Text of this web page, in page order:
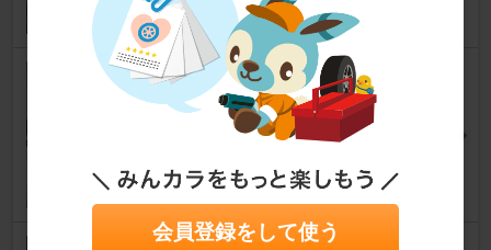
オリジナルマフラーを作っちゃ
おう！（オプション②編）
500 （ハッチバック） [3代目]
17
1
会員登録をして使う